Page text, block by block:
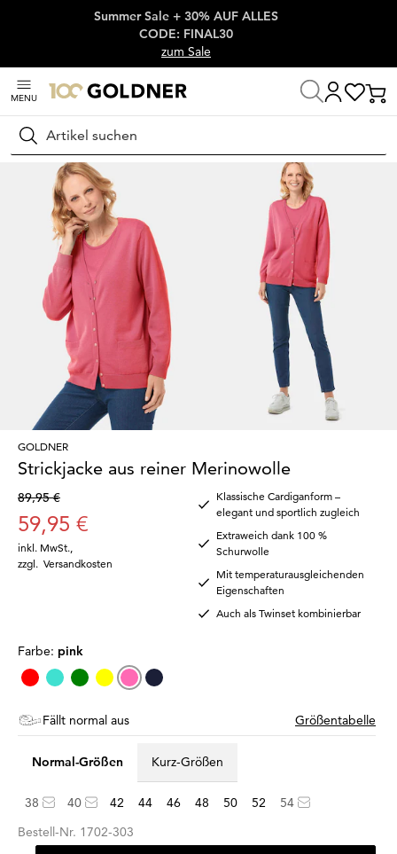
Überspringe Navigation, direkt zum Content
Summer Sale + 30% AUF ALLES
CODE: FINAL30
zum Sale
MENU
Suchen
Startseite Damenmode
GOLDNER
Strickjacke aus reiner Merinowolle
89,95 €
59,95 €
inkl. MwSt.
zzgl. Versandkosten
Klassische Cardiganform –
elegant und sportlich zugleich
Extraweich dank 100 %
Schurwolle
Mit temperaturausgleichenden
Eigenschaften
Auch als Twinset kombinierbar
Farbe: pink
Fällt normal aus Größentabelle
Normal-Größen Kurz-Größen
38 40 42 44 46 48 50 52
54
Bestell-Nr. 1702-303